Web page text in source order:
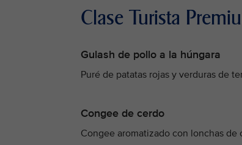
Clase Turista
Gulash de pollo a la húngara
Puré de patatas rojas y verduras de
Congee de cerdo
Congee aromatizado con lonchas